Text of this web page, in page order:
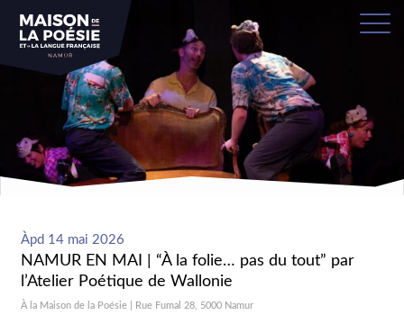
Àpd 14 mai 2026
NAMUR EN MAI | “À la folie… pas du tout” par
l’Atelier Poétique de Wallonie
À la Maison de la Poésie | Rue Fumal 28, 5000 Namur